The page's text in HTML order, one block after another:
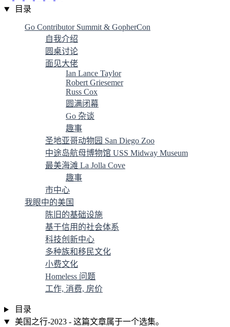
目录
Go Contributor Summit & GopherCon
自我介绍
圆桌讨论
面见大佬
Ian Lance Taylor
Robert Griesemer
Russ Cox
圆满闭幕
Go 杂谈
趣事
圣地亚哥动物园 San Diego Zoo
中途岛航母博物馆 USS Midway Museum
最美海滩 La Jolla Cove
趣事
市中心
我眼中的美国
陈旧的基础设施
基于信用的社会体系
科技创新中心
多种族和移民文化
小费文化
Homeless 问题
工作, 消费, 房价
目录
美国之行-2023 - 这篇文章属于一个选集。